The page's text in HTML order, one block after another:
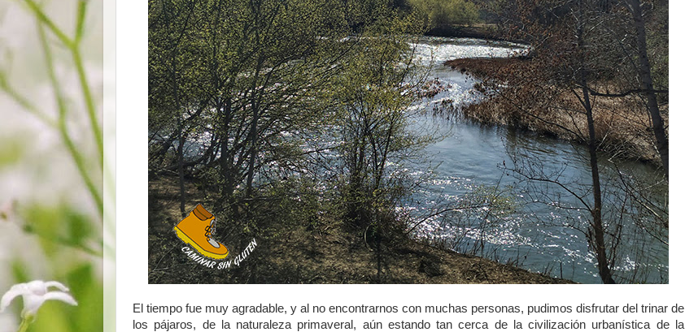
El tiempo fue muy agradable, y al no encontrarnos con muchas personas, pudimos disfrutar del trinar de
los pájaros, de la naturaleza primaveral, aún estando tan cerca de la civilización urbanística de la